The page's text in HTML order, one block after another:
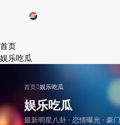
首页
娱乐吃瓜
首页 娱乐吃瓜
娱乐吃瓜
最新明星八卦 · 恋情曝光 · 豪